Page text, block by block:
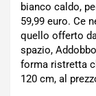
bianco caldo,
59,99 euro. Ce
quello offerto
spazio,
forma ristretta
120 cm, al